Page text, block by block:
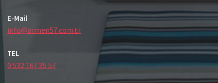
E-Mail
info@armen57.com.tr
TEL
0 532 167 35 57